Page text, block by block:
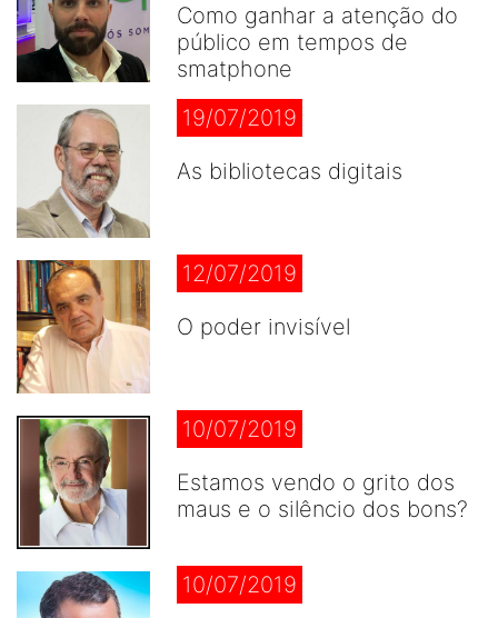
Como ganhar a atenção do
público em tempos de
smatphone
19/07/2019
As bibliotecas digitais
12/07/2019
O poder invisível
10/07/2019
Estamos vendo o grito dos
maus e o silêncio dos bons?
10/07/2019